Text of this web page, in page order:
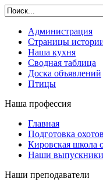
Администрация
Страницы
Наша кухня
Сводная таблица
Доска объявлений
Птицы
Наша профессия
Главная
Подготовка
Кировская школа
Наши выпускники
Наши преподаватели